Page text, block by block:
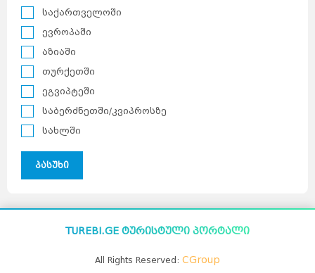
საქართველოში
ევროპაში
აზიაში
თურქეთში
ეგვიპტეში
საბერძნეთში/კვიპროსზე
სახლში
პასუხი
TUREBI.GE ტურისტული პორტალი
All Rights Reserved: CGroup